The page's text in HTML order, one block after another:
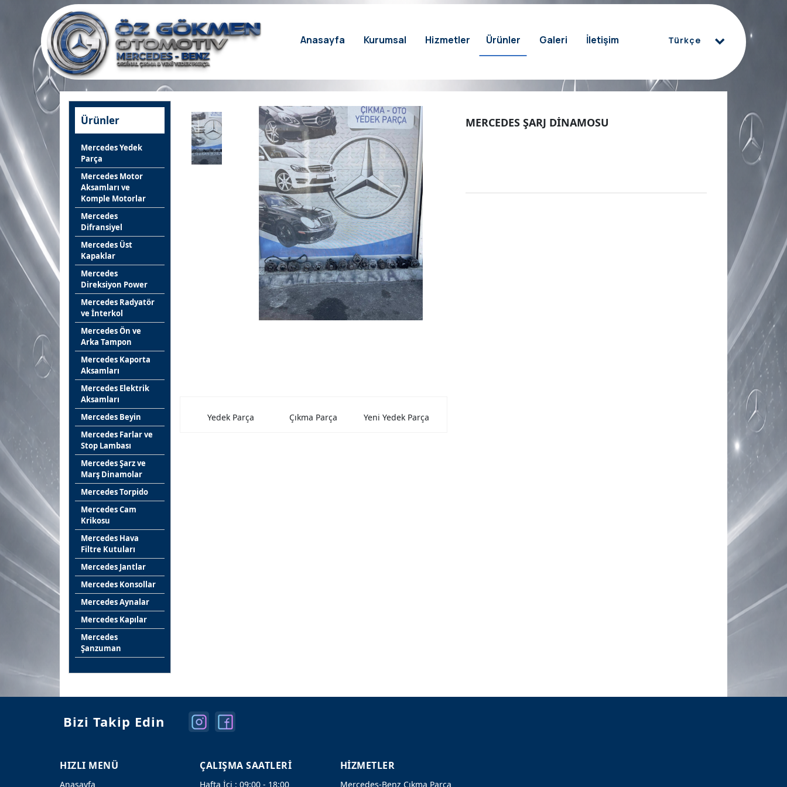
Ürünler
Mercedes Yedek
Parça
Mercedes Motor
Aksamları ve
Komple Motorlar
Mercedes
Difransiyel
Mercedes Üst
Kapaklar
Mercedes
Direksiyon Power
Mercedes Radyatör
ve İnterkol
Mercedes Ön ve
Arka Tampon
Mercedes Kaporta
Aksamları
Mercedes Elektrik
Aksamları
Mercedes Beyin
Mercedes Farlar ve
Stop Lambası
Mercedes Şarz ve
Marş Dinamolar
Mercedes Torpido
Mercedes Cam
Krikosu
Mercedes Hava
Filtre Kutuları
Mercedes Jantlar
Mercedes Konsollar
Mercedes Aynalar
Mercedes Kapılar
Mercedes
Şanzuman
Yedek Parça Çıkma Parça Yeni Yedek Parça
MERCEDES ŞARJ DİNAMOSU
Anasayfa Kurumsal Hizmetler Ürünler Galeri İletişim
Türkçe
Bizi Takip Edin
HIZLI MENÜ
Anasayfa
ÇALIŞMA SAATLERİ
Hafta İçi : 09:00 - 18:00
HİZMETLER
Mercedes-Benz Çıkma Parça